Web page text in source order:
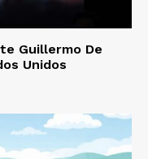
Guillermo De
Unidos